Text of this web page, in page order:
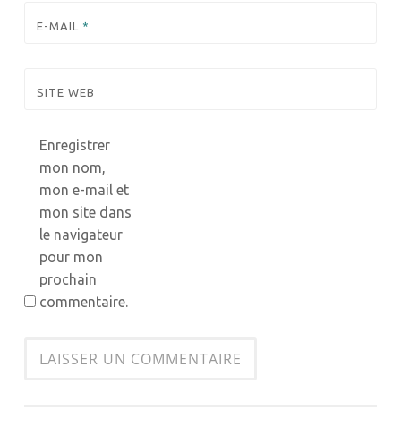
E-MAIL *
SITE WEB
Enregistrer
mon nom,
mon e-mail et
mon site dans
le navigateur
pour mon
prochain
commentaire.